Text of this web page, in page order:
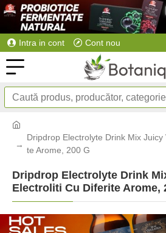
Intra in cont Cont nou
Dripdrop Electrolyte Drink Mix Juicy
te Arome, 200 G
Dripdrop Electrolyte Drink
Electroliti Cu Diferite Arome,